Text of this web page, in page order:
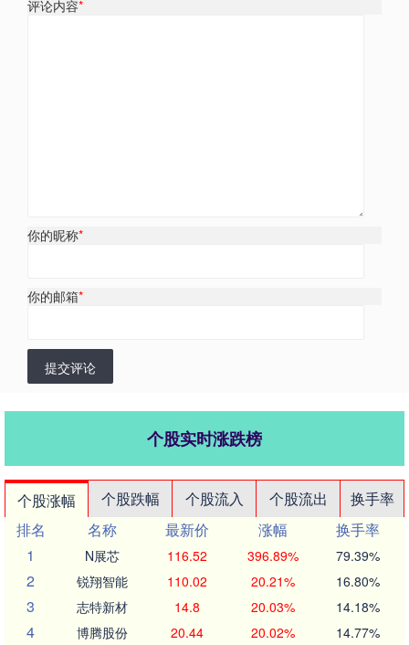
评论内容*
你的昵称*
你的邮箱*
提交评论
个股实时涨跌榜
个股涨幅 个股跌幅 个股流入 个股流出
换手率
排名
名称 最新价 涨幅
换手率
1
N展芯 116.52 396.89% 79.39%
2 锐翔智能 110.02 20.21% 16.80%
3 志特新材 14.8 20.03% 14.18%
4 博腾股份 20.44 20.02% 14.77%